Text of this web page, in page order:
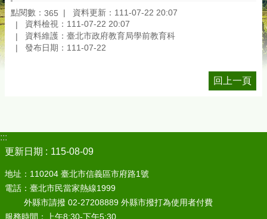
點閱數： 365
資料更新：111-07-22 20:07
資料檢視：111-07-22 20:07
資料維護：臺北市政府教育局學前教育科
發布日期：111-07-22
回上一頁
:::
更新日期
115-08-09
地址：110204 臺北市信義區市府路1號
電話：臺北市民當家熱線1999
外縣市請撥 02-27208889 外縣市撥打為使用者付費
服務時間：上午8:30-下午5:30